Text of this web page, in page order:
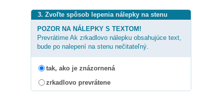
3. Zvoľte spôsob lepenia nálepky na stenu
POZOR NA NÁLEPKY S TEXTOM!
Prevrátime Ak zrkadlovo nálepku obsahujúce text,
bude po nalepení na stenu nečitateľný.
tak, ako je znázornená
zrkadlovo prevrátene